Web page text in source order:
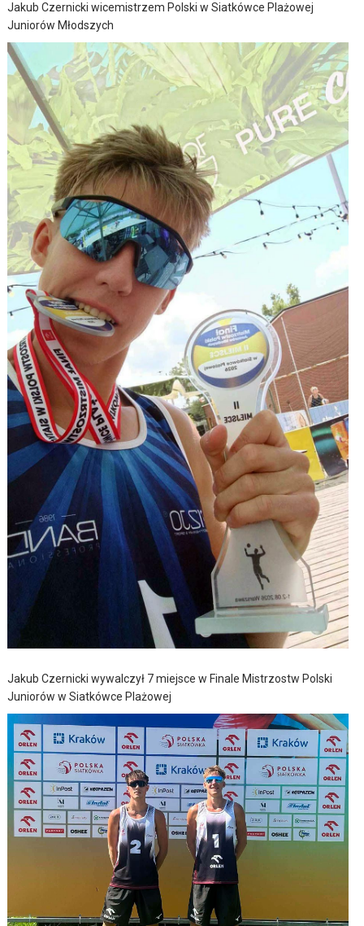
Jakub Czernicki wicemistrzem Polski w Siatkówce Plażowej
Juniorów Młodszych
Jakub Czernicki wywalczył 7 miejsce w Finale Mistrzostw Polski
Juniorów w Siatkówce Plażowej